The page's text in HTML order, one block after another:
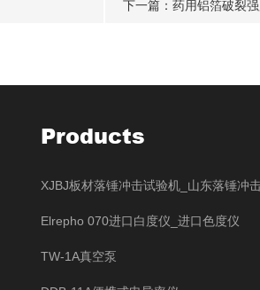
下一篇： 药用铝箔破裂
Products
XJBJ板材落锤冲击试验机_山东落锤冲
Elrepho 070进口白度仪_进口色度仪
TW-1A真空泵